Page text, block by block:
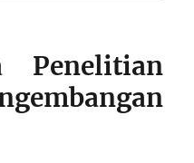
Penelitian